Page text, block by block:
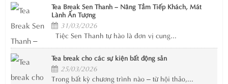
Tea Break Sen Thanh – Nâng Tầm Tiếp Khách, Mát
Lành Ấn Tượng
31/03/2026
Tiệc Sen Thanh tự hào là đơn vị cung...
Tea break cho các sự kiện bất động sản
25/03/2026
Trong bất kỳ chương trình nào – từ hội thảo,...